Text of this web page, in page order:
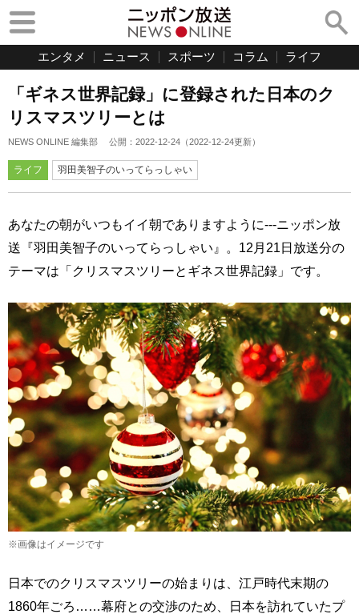
エンタメ ニュース スポーツ コラム ライフ
「ギネス世界記録」に登録された日本のク
リスマスツリーとは
NEWS ONLINE 編集部 公開： 2022-12-24 （2022-12-24更新）
ライフ 羽田美智子のいってらっしゃい
あなたの朝がいつもイイ朝でありますように---ニッポン放
送『羽田美智子のいってらっしゃい』。12月21日放送分の
テーマは「クリスマスツリーとギネス世界記録」です。
※画像はイメージです
日本でのクリスマスツリーの始まりは、江戸時代末期の
1860年ごろ……幕府との交渉のため、日本を訪れていたプ